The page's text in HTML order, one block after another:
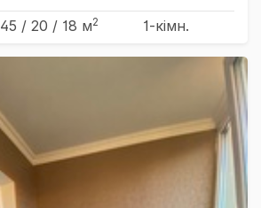
45 / 20 / 18 м2 1-кімн.